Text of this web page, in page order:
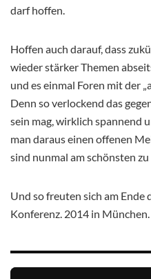
darf hoffen.
Hoffen auch darauf, dass
wieder stärker Themen
und es einmal Foren mit der
Denn so verlockend das
sein mag, wirklich spannend
man daraus einen offenen
sind nunmal am schönsten
Und so freuten sich am Ende
Konferenz. 2014 in München.